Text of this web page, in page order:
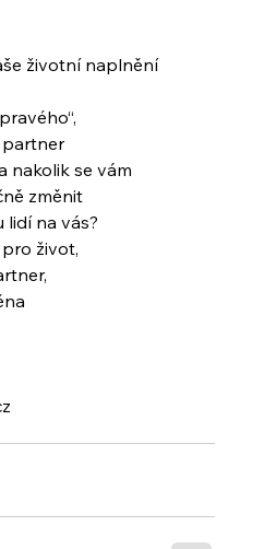
životní naplnění
partner
nakolik se vám
změnit
lidí na vás?
život,